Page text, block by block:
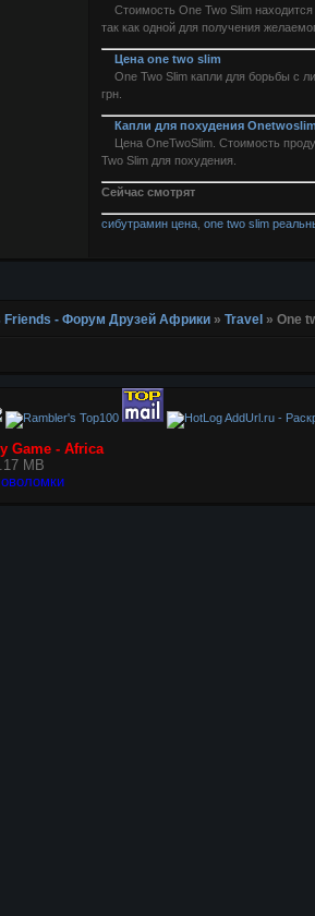
Стоимость One Two Slim
так как одной для получения
Цена one two slim
One Two Slim капли для борьбы с
грн.
Капли для похудения
Цена OneTwoSlim. Стоимость
Two Slim для похудения.
Сейчас смотрят
сибутрамин цена ,one two slim
Friends - Форум Друзей Африки »Travel »One
AddUrl.ru -
Game - Africa
MB